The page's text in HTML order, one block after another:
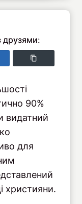
друзями:
Поділитись у LinkedIn
90%
видатний
для
християни.